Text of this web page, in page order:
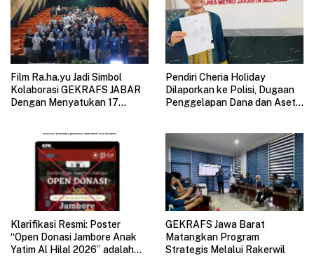
Film Ra.ha.yu Jadi Simbol
Kolaborasi GEKRAFS JABAR
Dengan Menyatukan 17
Pendiri Cheria Holiday
Dilaporkan ke Polisi, Dugaan
Penggelapan Dana dan Aset
Klarifikasi Resmi: Poster
“Open Donasi Jambore Anak
Yatim Al Hilal 2026” adalah
GEKRAFS Jawa Barat
Matangkan Program
Strategis Melalui Rakerwil